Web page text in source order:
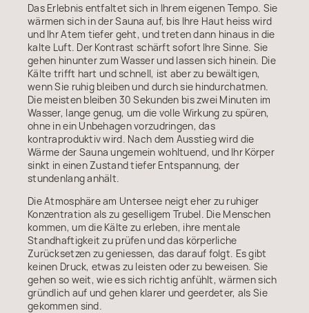
Das Erlebnis entfaltet sich in Ihrem eigenen Tempo. Sie
wärmen sich in der Sauna auf, bis Ihre Haut heiss wird
und Ihr Atem tiefer geht, und treten dann hinaus in die
kalte Luft. Der Kontrast schärft sofort Ihre Sinne. Sie
gehen hinunter zum Wasser und lassen sich hinein. Die
Kälte trifft hart und schnell, ist aber zu bewältigen,
wenn Sie ruhig bleiben und durch sie hindurchatmen.
Die meisten bleiben 30 Sekunden bis zwei Minuten im
Wasser, lange genug, um die volle Wirkung zu spüren,
ohne in ein Unbehagen vorzudringen, das
kontraproduktiv wird. Nach dem Ausstieg wird die
Wärme der Sauna ungemein wohltuend, und Ihr Körper
sinkt in einen Zustand tiefer Entspannung, der
stundenlang anhält.
Die Atmosphäre am Untersee neigt eher zu ruhiger
Konzentration als zu geselligem Trubel. Die Menschen
kommen, um die Kälte zu erleben, ihre mentale
Standhaftigkeit zu prüfen und das körperliche
Zurücksetzen zu geniessen, das darauf folgt. Es gibt
keinen Druck, etwas zu leisten oder zu beweisen. Sie
gehen so weit, wie es sich richtig anfühlt, wärmen sich
gründlich auf und gehen klarer und geerdeter, als Sie
gekommen sind.